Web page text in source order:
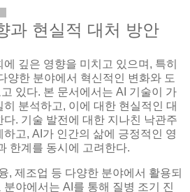
과 현실적 대처 방안
깊은 영향을 미치고 있으며, 특히
양한 분야에서 혁신적인 변화와 도
있다. 본 문서에서는 AI 기술이 가
분석하고, 이에 대한 현실적인 대
. 기술 발전에 대한 지나친 낙관주
고, AI가 인간의 삶에 긍정적인 영
한계를 동시에 고려한다.
, 제조업 등 다양한 분야에서 활용되
야에서는 AI를 통해 질병 조기 진